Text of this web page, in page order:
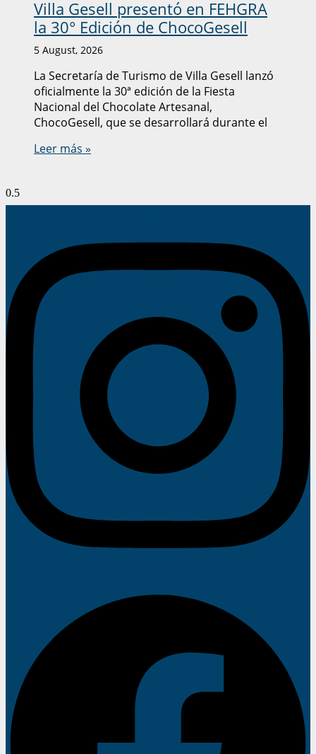
Villa Gesell presentó en FEHGRA
la 30° Edición de ChocoGesell
5 August, 2026
La Secretaría de Turismo de Villa Gesell lanzó
oficialmente la 30ª edición de la Fiesta
Nacional del Chocolate Artesanal,
ChocoGesell, que se desarrollará durante el
Leer más »